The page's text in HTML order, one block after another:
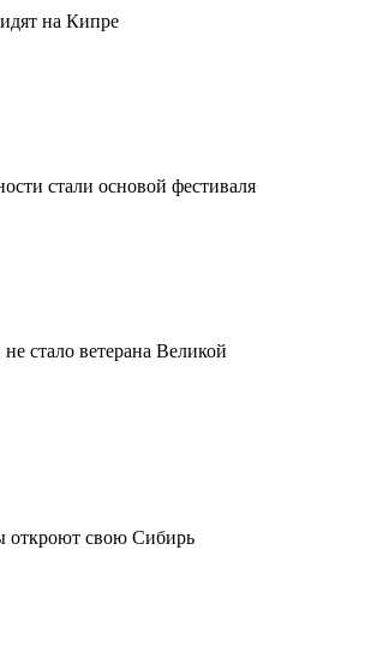
на Кипре
стали основой фестиваля
стало ветерана Великой
откроют свою Сибирь